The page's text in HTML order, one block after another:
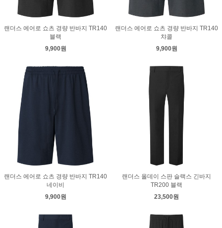
랜더스 에어로 쇼츠 경량 반바지 TR140
블랙
9,900원
랜더스 에어로 쇼츠 경량 반바지 TR140
챠콜
9,900원
랜더스 에어로 쇼츠 경량 반바지 TR140
네이비
9,900원
랜더스 올데이 스판 슬랙스 긴바지
TR200 블랙
23,500원